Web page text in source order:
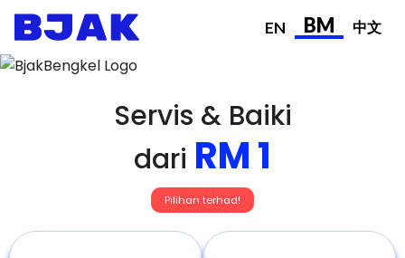
EN BM 中文
Servis & Baiki
dari RM 1
Pilihan terhad!